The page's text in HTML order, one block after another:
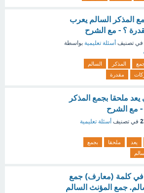
المذكر السالم يعرب
؟ - مع الشرح
في تصنيف أسئلة تعليمية بواسطة
المذكر
السالم
مقدرة
ملحقا بجمع المذكر
- مع الشرح
في تصنيف أسئلة تعليمية
يعد ملحقا
بجمع
في كلمة (معارف) جمع
جمع المؤنث السالم